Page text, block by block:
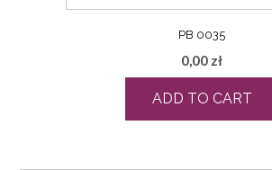
PB 0035
0,00 zł
ADD TO CART